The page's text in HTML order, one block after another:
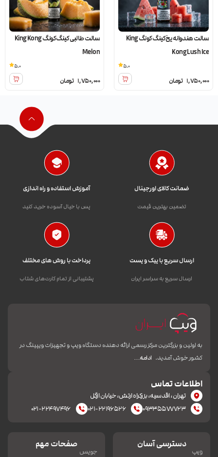
سالت هندوانه یخ کینگ کونگ King
Kong Lush Ice
1,750,000 تومان
5.0
سالت طالبی کینگ کونگ King Kong
Melon
1,750,000 تومان
5.0
ضمانت کالای اورجینال
تضمین بهترین قیمت
آموزش استفاده و راه اندازی
پس با خیال آسوده خرید کنید
ارسال سریع با پیک و پست
ارسال سریع به سراسر ایران
پرداخت با روش های مختلف
پشتیبانی از تمام کارت‌های شتاب
به اولین و بزرگترین مرکز رسمی ارائه دهنده دستگاه ویپ و تجهیزات ویپینگ در
کشور خوش آمدید. ادامه…
اطلاعات تماس
تهران، اقدسیه، بزرکراه ارتش، خیابان ازگل
۰۹۳۳۵۵۷۷۷۲۳
۰۲۱-۲۲۱۹۶۵۲۶ ۰۲۱-۲۲۴۹۷۴۹۶
دسترسی آسان
ویپ
صفحات مهم
جویس